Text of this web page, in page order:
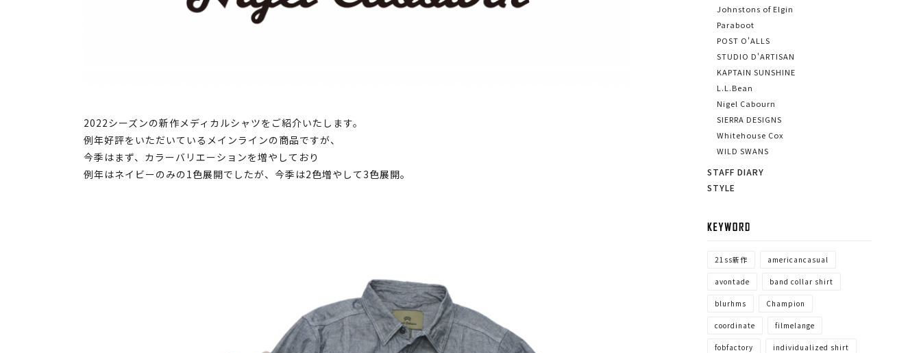
2022シーズンの新作メディカルシャツをご紹介いたします。
例年好評をいただいているメインラインの商品ですが、
今季はまず、カラーバリエーションを増やしており
例年はネイビーのみの1色展開でしたが、今季は2色増やして3色展開。
Johnstons of Elgin
Paraboot
POST O'ALLS
STUDIO D'ARTISAN
KAPTAIN SUNSHINE
L.L.Bean
Nigel Cabourn
SIERRA DESIGNS
Whitehouse Cox
WILD SWANS
STAFF DIARY
STYLE
21ss新作 americancasual
avontade band collar shirt
blurhms Champion
coordinate filmelange
fobfactory individualized shirt